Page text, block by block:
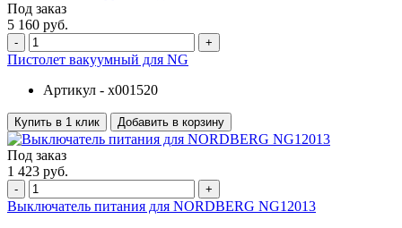
Под заказ
5 160 руб.
- +
Пистолет вакуумный для NG
Артикул - x001520
Купить в 1 клик Добавить в корзину
Под заказ
1 423 руб.
- +
Выключатель питания для NORDBERG NG12013